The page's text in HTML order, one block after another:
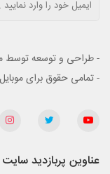
- طراحی و توسعه توسط
- تمامی حقوق برای
عناوین پربازدید سایت